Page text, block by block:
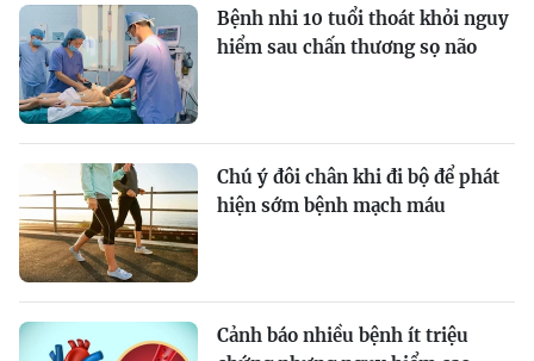
Bệnh nhi 10 tuổi thoát khỏi nguy
hiểm sau chấn thương sọ não
Chú ý đôi chân khi đi bộ để phát
hiện sớm bệnh mạch máu
Cảnh báo nhiều bệnh ít triệu